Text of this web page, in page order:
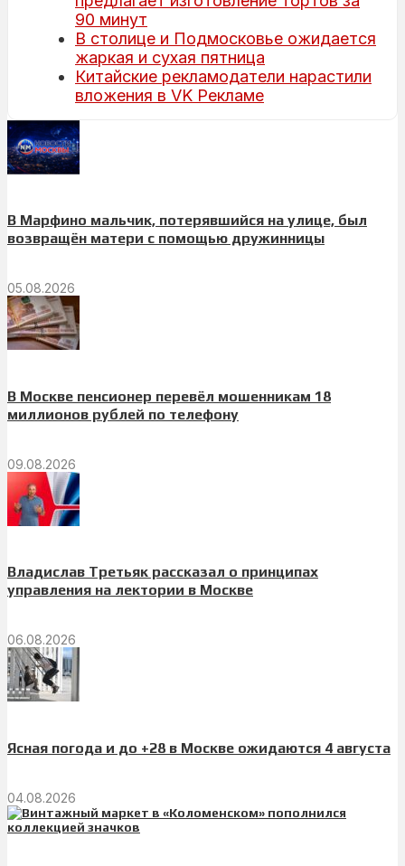
90 минут
В столице и Подмосковье ожидается
жаркая и сухая пятница
Китайские рекламодатели нарастили
вложения в VK Рекламе
В Марфино мальчик, потерявшийся на улице, был
возвращён матери с помощью дружинницы
05.08.2026
В Москве пенсионер перевёл мошенникам 18
миллионов рублей по телефону
09.08.2026
Владислав Третьяк рассказал о принципах
управления на лектории в Москве
06.08.2026
Ясная погода и до +28 в Москве ожидаются 4 августа
04.08.2026